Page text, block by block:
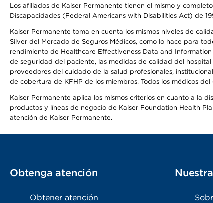
Los afiliados de Kaiser Permanente tienen el mismo y
Discapacidades (Federal Americans with Disabilities Act) de
Kaiser Permanente toma en cuenta los mismos niveles de
Silver del Mercado de Seguros Médicos, como lo hace para
rendimiento de Healthcare Effectiveness Data and
de seguridad del paciente, las medidas de calidad del
proveedores del cuidado de la salud profesionales,
de cobertura de KFHP de los miembros. Todos los médicos
Kaiser Permanente aplica los mismos criterios en cuanto a la
productos y líneas de negocio de Kaiser Foundation Health
atención de Kaiser Permanente.
Obtenga atención
Obtener atención